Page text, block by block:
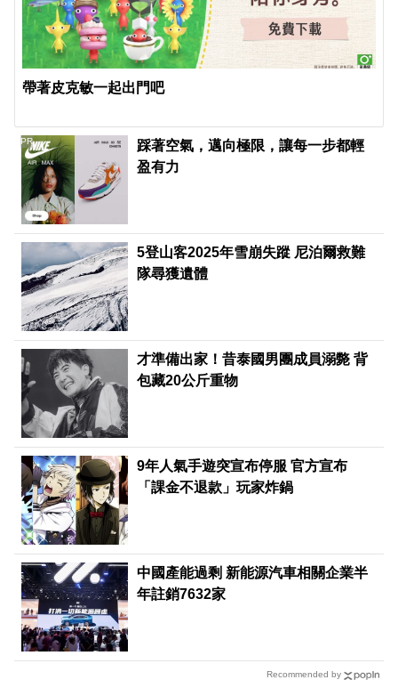
帶著皮克敏一起出門吧
踩著空氣，邁向極限，讓每一步都輕
盈有力
PR
5登山客2025年雪崩失蹤 尼泊爾救難
隊尋獲遺體
才準備出家！昔泰國男團成員溺斃 背
包藏20公斤重物
9年人氣手遊突宣布停服 官方宣布
「課金不退款」玩家炸鍋
中國產能過剩 新能源汽車相關企業半
年註銷7632家
Recommended by